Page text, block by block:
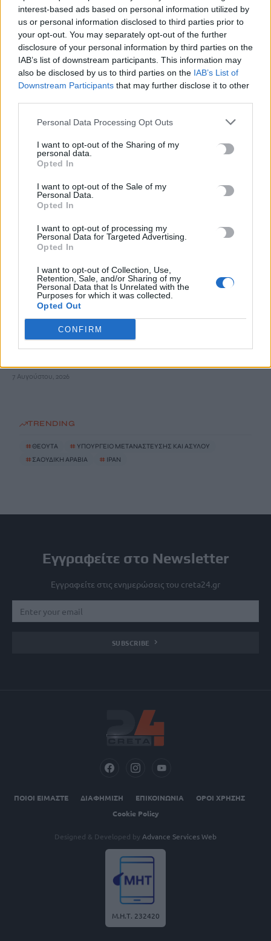
interest-based ads based on personal information utilized by
us or personal information disclosed to third parties prior to
your opt-out. You may separately opt-out of the further
disclosure of your personal information by third parties on the
IAB’s list of downstream participants. This information may
also be disclosed by us to third parties on the IAB’s List of
Downstream Participants that may further disclose it to other
Personal Data Processing Opt Outs
I want to opt-out of the Sharing of my
personal data.
Opted In
I want to opt-out of the Sale of my
Personal Data.
Opted In
I want to opt-out of processing my
Personal Data for Targeted Advertising.
Opted In
I want to opt-out of Collection, Use,
Retention, Sale, and/or Sharing of my
Personal Data that Is Unrelated with the
Purposes for which it was collected.
Opted Out
CONFIRM
Απορρίπτει το Ιράν τη συμφωνία Σαουδικής Αραβίας,
Τουρκίας και Πακιστάν – «Είναι μόνο στα χαρτιά»
7 Αυγούστου, 2026
«Του χρόνου σχεδιάζουμε να επιστρέψουμε στην Κρήτη»: Τι
7 Αυγούστου, 2026
Εφετείο «μπλοκάρει» το σχέδιο Τραμπ για κατασκευή
7 Αυγούστου, 2026
Ο ΟΦΗ βάζει τσάρτερ για τους φιλάθλους ενόψει της ρεβάνς
των playoffs του Europa League
7 Αυγούστου, 2026
Δυστύχημα στις Σέρρες: «Δεν υπήρχε χρόνος για αντίδραση»,
λέει ο οδηγός του φορτηγού
Κρίση στη Θέουτα: Ισπανικό τελεσίγραφο στην Ιταλία για
7 Αυγούστου, 2026
TRENDING
#ΘΕΟΥΤΑ # ΥΠΟΥΡΓΕΙΟ ΜΕΤΑΝΑΣΤΕΥΣΗΣ ΚΑΙ ΑΣΥΛΟΥ
# ΣΑΟΥΔΙΚΗ ΑΡΑΒΙΑ # ΙΡΑΝ
Εγγραφείτε στο Newsletter
Εγγραφείτε στις ενημερώσεις του creta24.gr
SUBSCRIBE
ΠΟΙΟΙ ΕΙΜΑΣΤΕ ΔΙΑΦΗΜΙΣΗ ΕΠΙΚΟΙΝΩΝΙΑ
ΟΡΟΙ ΧΡΗΣΗΣ
Cookie Policy
Designed & Developed by Advance Services Web
Μ.Η.Τ. 232420